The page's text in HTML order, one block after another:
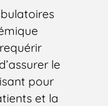
le
pour
et la